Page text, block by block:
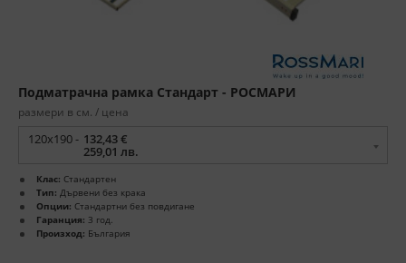
Подматрачна рамка Стандарт - РОСМАРИ
размери в см. / цена
120x190 - 132,43 €
259,01 лв.
Клас: Стандартен
Тип: Дървени без крака
Опции: Стандартни без повдигане
Гаранция: 3 год.
Произход: България